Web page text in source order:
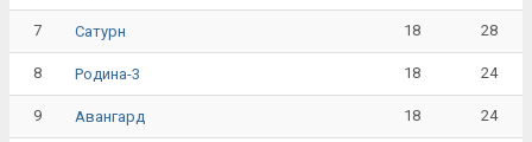
7 Сатурн 18 28
8 Родина-3 18 24
9 Авангард 18 24